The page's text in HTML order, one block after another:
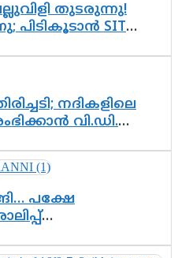
തുടരുന്നു!
SIT
എവിടെ
നദികളിലെ
വി.ഡി.
പക്ഷേ